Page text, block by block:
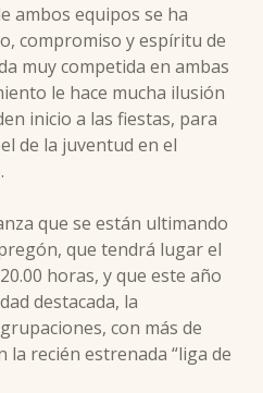
ambos equipos se ha
compromiso y espíritu de
muy competida en ambas
le hace mucha ilusión
inicio a las fiestas, para
de la juventud en el
que se están ultimando
que tendrá lugar el
horas, y que este año
destacada, la
con más de
la recién estrenada “liga de